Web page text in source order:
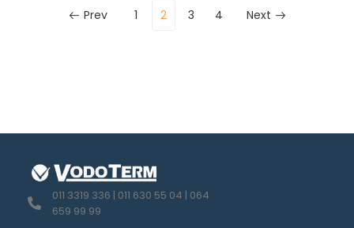
Prev 1 2 3 4 Next
011 3319 336 | 011 630 55 04 | 064
659 99 99